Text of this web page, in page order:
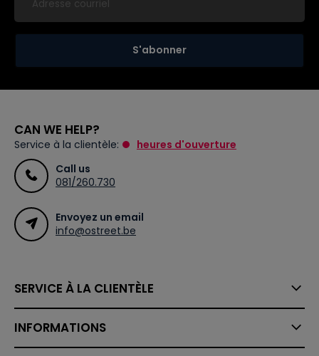
S'abonner
CAN WE HELP?
Service à la clientèle:
heures d'ouverture
Call us
081/260.730
Envoyez un email
info@ostreet.be
SERVICE À LA CLIENTÈLE
INFORMATIONS